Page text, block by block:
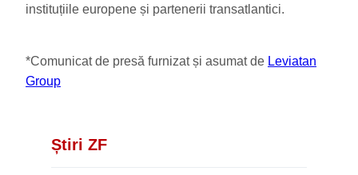
instituțiile europene și partenerii transatlantici.
*Comunicat de presă furnizat și asumat de Leviatan
Group
Știri ZF